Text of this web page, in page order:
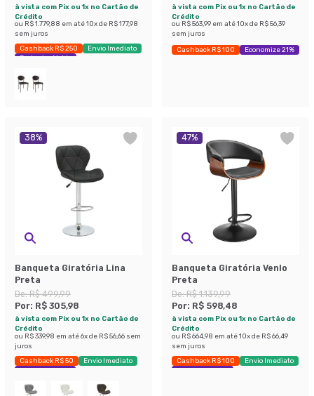
à vista com Pix ou 1x no Cartão de
Crédito
ou R$ 1.779,88 em até10x de R$ 177,98
sem juros
Cashback R$ 250
Envio Imediato
Exclusivo Mobly
à vista com Pix ou 1x no Cartão de
Crédito
ou R$ 563,99 em até10x de R$ 56,39
sem juros
Cashback R$ 100 Economize 21%
38%
Banqueta Giratória Lina
Preta
De:R$ 499,99
Por: R$ 305,98
à vista com Pix ou 1x no Cartão de
Crédito
ou R$ 339,98 em até6x de R$ 56,66 sem
juros
Cashback R$ 50
Envio Imediato
Economize 38%
47%
Banqueta Giratória Venlo
Preta
De:R$ 1.139,99
Por: R$ 598,48
à vista com Pix ou 1x no Cartão de
Crédito
ou R$ 664,98 em até10x de R$ 66,49
sem juros
Cashback R$ 100
Envio Imediato
Exclusivo Mobly